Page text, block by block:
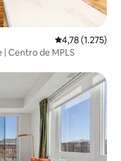
4,78 de uma
4,78 (1.275)
Centro de MPLS